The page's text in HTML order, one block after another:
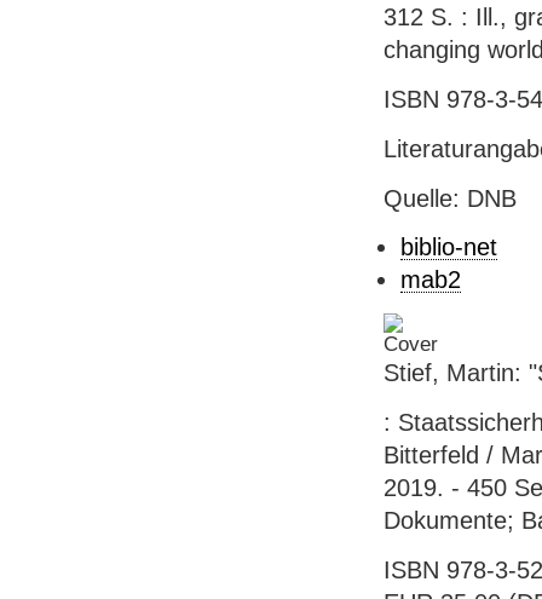
312 S. : Ill.,
changing
ISBN 978-3-
Quelle: DNB
biblio-net
mab2
Stief, Martin:
:
Bitterfeld /
2019. - 450
Dokumente;
ISBN 978-3-